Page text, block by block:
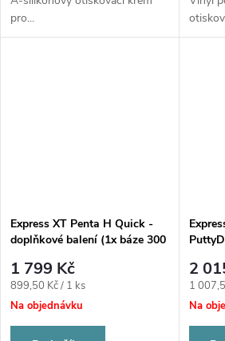
pro...
Express XT Penta H Quick -
doplňkové balení (1x báze 300
1 799 Kč
Měrná
cena:
899,50 Kč / 1 ks
Na objednávku
à 60
2
Měrná
cena:
1
Na